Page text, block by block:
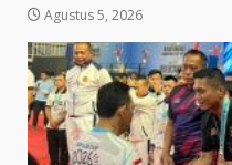
Agustus 5, 2026